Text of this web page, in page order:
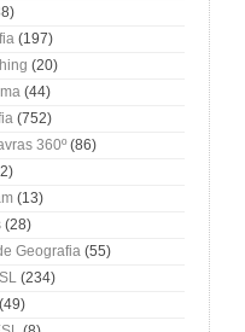
(197)
(20)
(44)
(752)
360º (86)
(13)
(28)
Geografia (55)
(234)
(49)